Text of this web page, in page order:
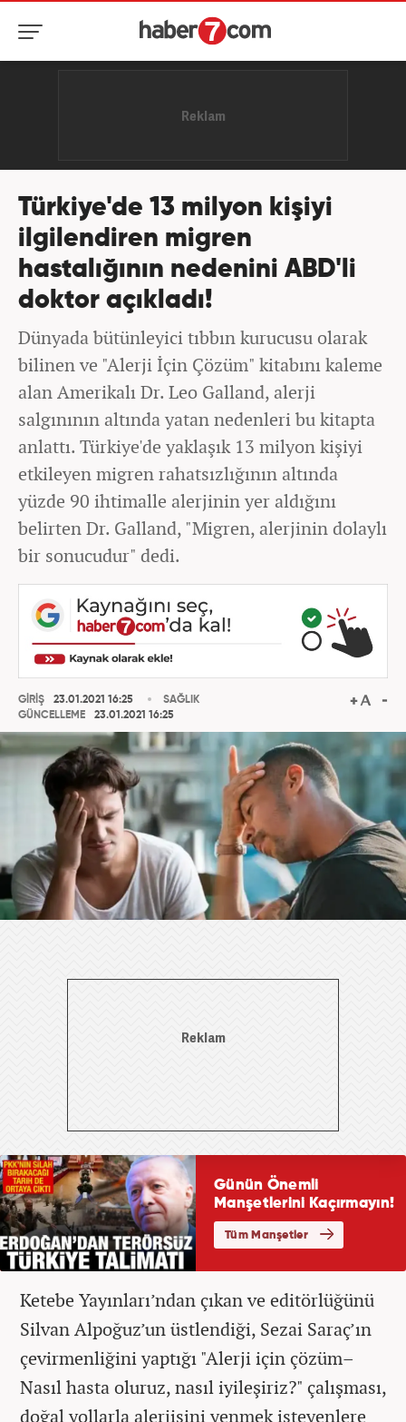
Türkiye'de 13 milyon kişiyi
ilgilendiren migren
hastalığının nedenini ABD'li
doktor açıkladı!
Dünyada bütünleyici tıbbın kurucusu olarak
bilinen ve "Alerji İçin Çözüm" kitabını kaleme
alan Amerikalı Dr. Leo Galland, alerji
salgınının altında yatan nedenleri bu kitapta
anlattı. Türkiye'de yaklaşık 13 milyon kişiyi
etkileyen migren rahatsızlığının altında
yüzde 90 ihtimalle alerjinin yer aldığını
belirten Dr. Galland, "Migren, alerjinin dolaylı
bir sonucudur" dedi.
GİRİŞ
23.01.2021 16:25
GÜNCELLEME
23.01.2021 16:25
SAĞLIK
Ketebe Yayınları’ndan çıkan ve editörlüğünü
Silvan Alpoğuz’un üstlendiği, Sezai Saraç’ın
çevirmenliğini yaptığı "Alerji için çözüm–
Nasıl hasta oluruz, nasıl iyileşiriz?" çalışması,
doğal yollarla alerjisini yenmek isteyenlere